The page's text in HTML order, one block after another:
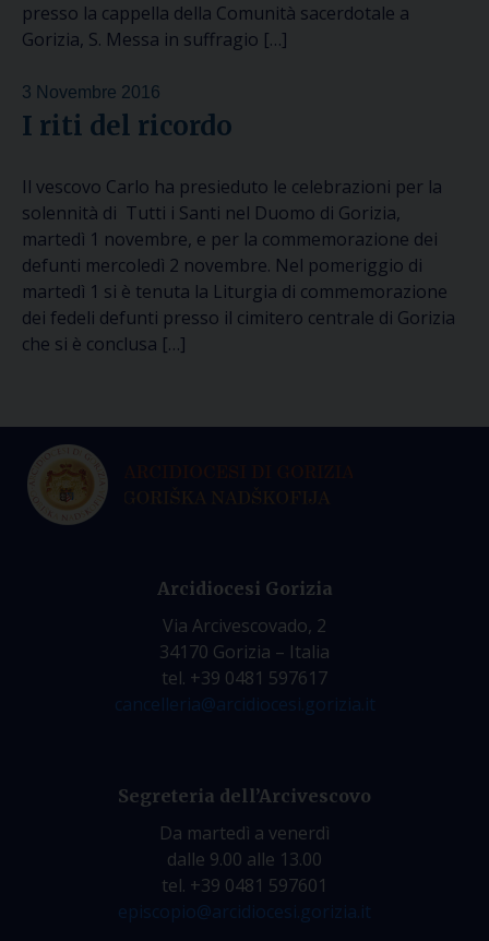
presso la cappella della Comunità sacerdotale a
Gorizia, S. Messa in suffragio […]
3 Novembre 2016
I riti del ricordo
Il vescovo Carlo ha presieduto le celebrazioni per la
solennità di Tutti i Santi nel Duomo di Gorizia,
martedì 1 novembre, e per la commemorazione dei
defunti mercoledì 2 novembre. Nel pomeriggio di
martedì 1 si è tenuta la Liturgia di commemorazione
dei fedeli defunti presso il cimitero centrale di Gorizia
che si è conclusa […]
Arcidiocesi Gorizia
Via Arcivescovado, 2
34170 Gorizia – Italia
tel. +39 0481 597617
cancelleria@arcidiocesi.gorizia.it
Segreteria dell’Arcivescovo
Da martedì a venerdì
dalle 9.00 alle 13.00
tel. +39 0481 597601
episcopio@arcidiocesi.gorizia.it